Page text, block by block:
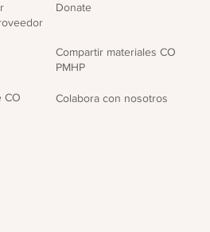
CO
Donate
Compartir materiales CO
PMHP
Colabora con nosotros